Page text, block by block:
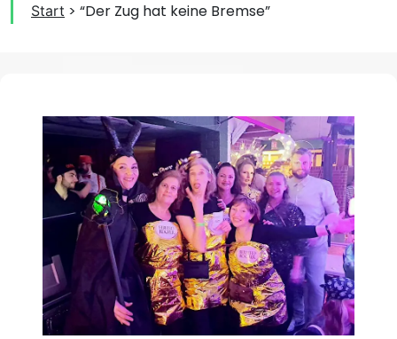
Start > “Der Zug hat keine Bremse”